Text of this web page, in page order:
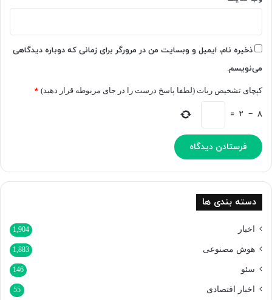
ذخیره نام، ایمیل و وبسایت من در مرورگر برای زمانی که دوباره دیدگاهی
می‌نویسم.
کپچای تشخیص ربات (لطفا پاسخ درست را در جای مربوطه قرار دهید) *
8
−
2
=
دسته بندی ها
اخبار 1,904
هوش مصنوعی 1,883
سئو 146
اخبار اقتصادی 55